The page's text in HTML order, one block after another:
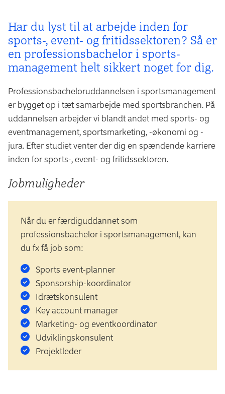
Har du lyst til at arbejde inden for
sports-, event- og fritids­sektoren? Så er
en professions­bachelor i sports­
management helt sikkert noget for dig.
Professionsbacheloruddannelsen i sportsmanagement
er bygget op i tæt samarbejde med sportsbranchen. På
uddannelsen arbejder vi blandt andet med sports- og
eventmanagement, sportsmarketing, -økonomi og -
jura. Efter studiet venter der dig en spændende karriere
inden for sports-, event- og fritidssektoren.
Jobmuligheder
Når du er færdiguddannet som
professionsbachelor i sportsmanagement, kan
du fx få job som:
Sports event-planner
Sponsorship-koordinator
Idrætskonsulent
Key account manager
Marketing- og eventkoordinator
Udviklingskonsulent
Projektleder